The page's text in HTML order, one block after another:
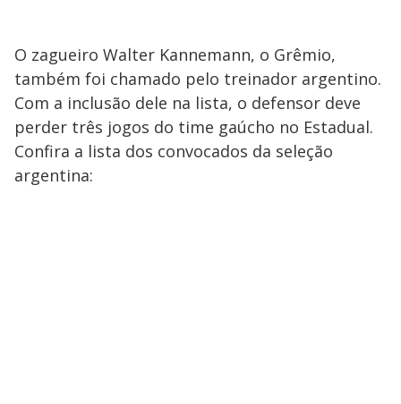
O zagueiro Walter Kannemann, o Grêmio,
também foi chamado pelo treinador argentino.
Com a inclusão dele na lista, o defensor deve
perder três jogos do time gaúcho no Estadual.
Confira a lista dos convocados da seleção
argentina: